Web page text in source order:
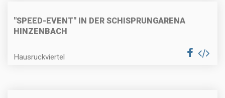
"SPEED-EVENT" IN DER SCHISPRUNGARENA
HINZENBACH
Hausruckviertel